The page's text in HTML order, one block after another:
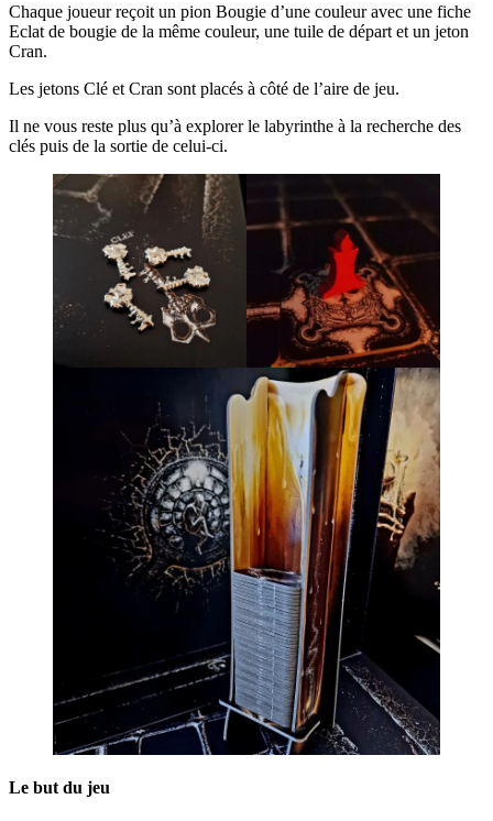
Chaque joueur reçoit un pion Bougie d’une couleur avec une fiche
Eclat de bougie de la même couleur, une tuile de départ et un jeton
Cran.
Les jetons Clé et Cran sont placés à côté de l’aire de jeu.
Il ne vous reste plus qu’à explorer le labyrinthe à la recherche des
clés puis de la sortie de celui-ci.
Le but du jeu